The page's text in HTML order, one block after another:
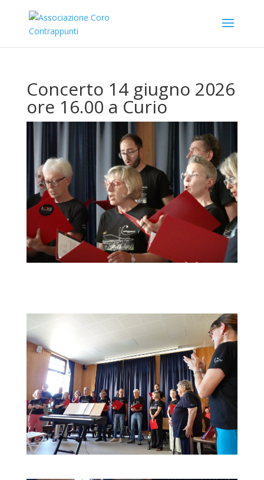
Concerto 14 giugno 2026
ore 16.00 a Curio